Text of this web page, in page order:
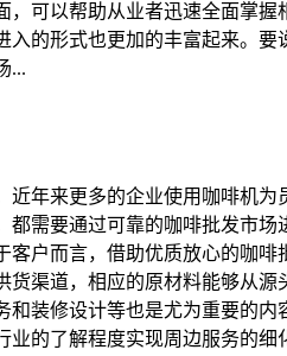
可以帮助从业者迅速全面掌
的形式也更加的丰富起来。
...
近年来更多的企业使用咖啡机
需要通过可靠的咖啡批发市
户而言，借助优质放心的咖
渠道，相应的原材料能够从
装修设计等也是尤为重要的
的了解程度实现周边服务的